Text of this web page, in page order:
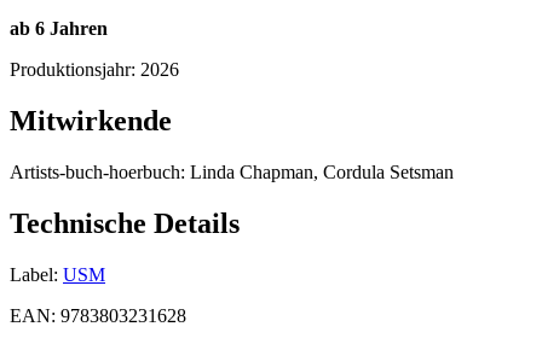
ab 6 Jahren
Produktionsjahr: 2026
Mitwirkende
Artists-buch-hoerbuch: Linda Chapman, Cordula Setsman
Technische Details
Label: USM
EAN: 9783803231628